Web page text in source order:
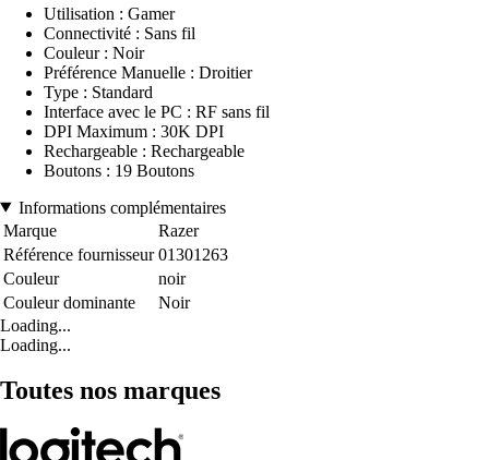
Utilisation : Gamer
Connectivité : Sans fil
Couleur : Noir
Préférence Manuelle : Droitier
Type : Standard
Interface avec le PC : RF sans fil
DPI Maximum : 30K DPI
Rechargeable : Rechargeable
Boutons : 19 Boutons
Informations complémentaires
Marque
Razer
Référence fournisseur 01301263
Couleur
noir
Couleur dominante
Noir
Loading...
Loading...
Toutes nos marques